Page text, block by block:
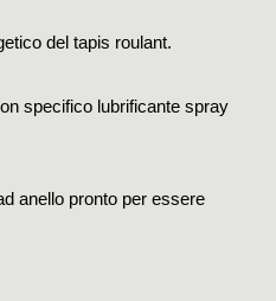
del tapis roulant.
specifico lubrificante spray
anello pronto per essere